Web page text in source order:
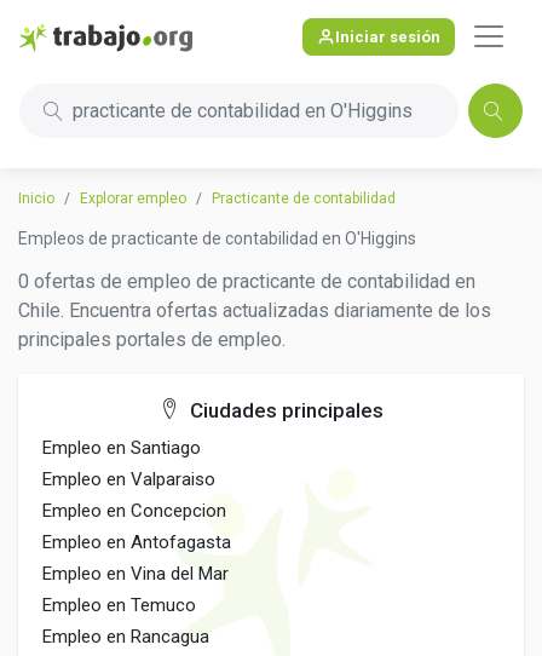
Iniciar sesión
practicante de contabilidad en O'Higgins
Inicio Explorar empleo Practicante de contabilidad
Empleos de practicante de contabilidad en O'Higgins
0 ofertas de empleo de practicante de contabilidad en
Chile. Encuentra ofertas actualizadas diariamente de los
principales portales de empleo.
Ciudades principales
Empleo en Santiago
Empleo en Valparaiso
Empleo en Concepcion
Empleo en Antofagasta
Empleo en Vina del Mar
Empleo en Temuco
Empleo en Rancagua